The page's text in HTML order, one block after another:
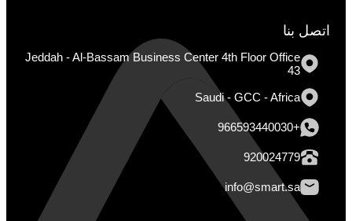
اتصل بنا
Jeddah - Al-Bassam Business Center 4th Floor Office
43
Saudi - GCC - Africa
+966593440030
920024779
info@smart.sa